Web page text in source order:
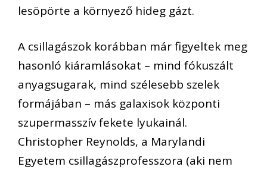
lesöpörte a környező hideg gázt.
A csillagászok korábban már figyeltek meg
hasonló kiáramlásokat – mind fókuszált
anyagsugarak, mind szélesebb szelek
formájában – más galaxisok központi
szupermasszív fekete lyukainál.
Christopher Reynolds, a Marylandi
Egyetem csillagászprofesszora (aki nem